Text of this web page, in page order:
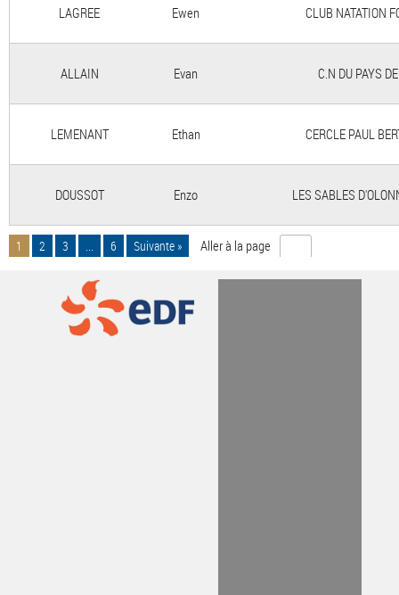
LAGREE Ewen CLUB NATATION
ALLAIN Evan C.N DU PAYS
LEMENANT Ethan CERCLE PAUL
DOUSSOT Enzo LES SABLES
1 2 3 ... 6 Suivante » Aller à la page